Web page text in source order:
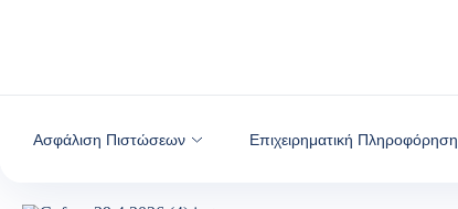
Ασφάλιση Πιστώσεων Επιχειρηματική Πληροφόρηση